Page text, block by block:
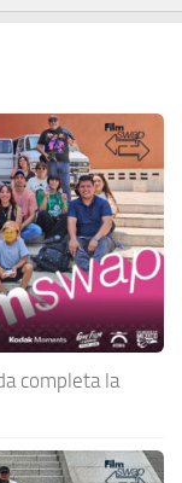
completa la